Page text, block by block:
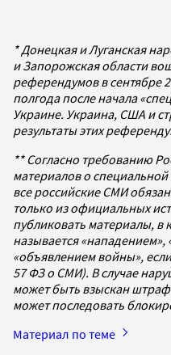
* Донецкая и Луганская
и Запорожская области
референдумов в сентябре
полгода после начала
Украине. Украина, США и
результаты этих
** Согласно требованию
материалов о
все российские СМИ
только из официальных
публиковать материалы,
называется
«объявлением войны»,
57 ФЗ о СМИ). В случае
может быть взыскан
может последовать
Материал по теме